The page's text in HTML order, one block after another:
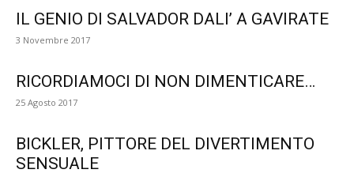
IL GENIO DI SALVADOR DALI’ A GAVIRATE
3 Novembre 2017
RICORDIAMOCI DI NON DIMENTICARE…
25 Agosto 2017
BICKLER, PITTORE DEL DIVERTIMENTO
SENSUALE